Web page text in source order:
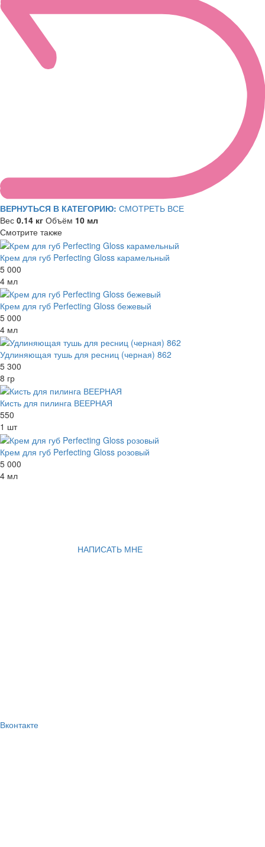
ВЕРНУТЬСЯ В КАТЕГОРИЮ: СМОТРЕТЬ ВСЕ
Вес 0.14 кг Объём 10 мл
Смотрите также
Крем для губ Perfecting Gloss карамельный
5 000
4 мл
Крем для губ Perfecting Gloss бежевый
5 000
4 мл
Удлиняющая тушь для ресниц (черная) 862
5 300
8 гр
Кисть для пилинга ВЕЕРНАЯ
550
1 шт
Крем для губ Perfecting Gloss розовый
5 000
4 мл
НАПИСАТЬ МНЕ
Вконтакте